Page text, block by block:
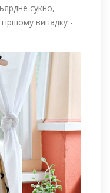
сукно,
гіршому випадку -